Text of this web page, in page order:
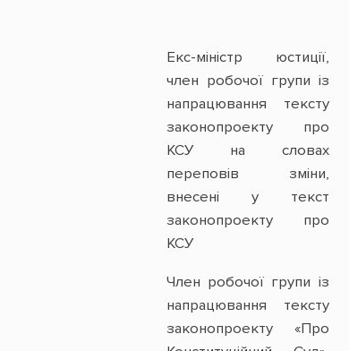
Екс-міністр юстиції,
член робочої групи із
напрацювання тексту
законопроекту про
КСУ на словах
переповів зміни,
внесені у текст
законопроекту про
КСУ
Член робочої групи із
напрацювання тексту
законопроекту «Про